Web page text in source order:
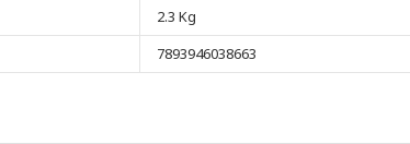
2.3 Kg
7893946038663